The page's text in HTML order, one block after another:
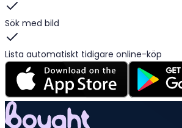
Sök med bild
Lista automatiskt tidigare online-köp